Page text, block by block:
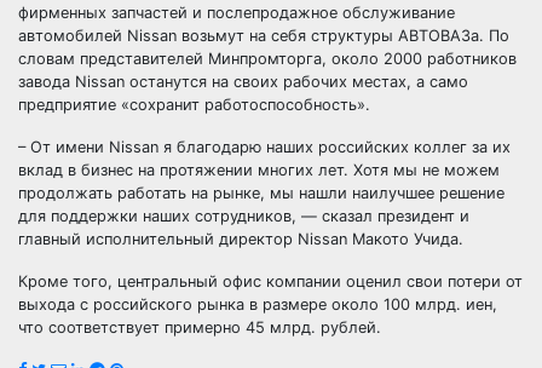
фирменных запчастей и послепродажное обслуживание
автомобилей Nissan возьмут на себя структуры АВТОВАЗа. По
словам представителей Минпромторга, около 2000 работников
завода Nissan останутся на своих рабочих местах, а само
предприятие «сохранит работоспособность».
– От имени Nissan я благодарю наших российских коллег за их
вклад в бизнес на протяжении многих лет. Хотя мы не можем
продолжать работать на рынке, мы нашли наилучшее решение
для поддержки наших сотрудников, — сказал президент и
главный исполнительный директор Nissan Макото Учида.
Кроме того, центральный офис компании оценил свои потери от
выхода с российского рынка в размере около 100 млрд. иен,
что соответствует примерно 45 млрд. рублей.